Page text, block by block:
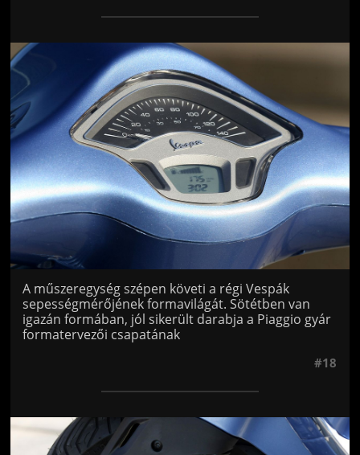
Jön még kép!
A műszeregység szépen követi a régi Vespák
sepességmérőjének formavilágát. Sötétben van
igazán formában, jól sikerült darabja a Piaggio gyár
formatervezői csapatának
#18
Jön még kép!